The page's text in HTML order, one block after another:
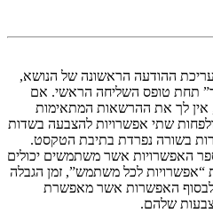
ההודעה הראשונה של הנושא,
תחת טופס השליחה הראשי. אם
אין לך את ההרשאות המתאימות
שתי אפשרויות להצבעה בשדות
בשורה נפרדת בתיבת הטקסט.
האפשרויות אשר משתמשים יכולים
לכל משתמש”, זמן הגבלה
לצמיתות) ולבסוף האפשרות אשר מאפשרת
שלהם.